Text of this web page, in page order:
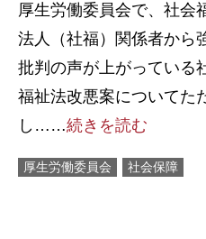
厚生労働委員会で、社会
法人（社福）関係者から
批判の声が上がっている
福祉法改悪案についてた
し……続きを読む
厚生労働委員会 社会保障